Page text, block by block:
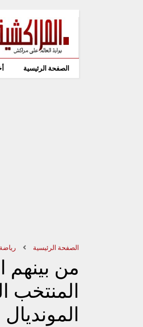
الصفحة الرئيسية
الصفحة الرئيسية رياضة
من بينهم
المونديال